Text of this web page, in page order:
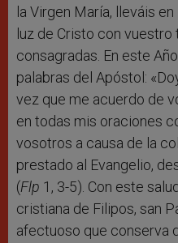
la Virgen María, lleváis
luz de Cristo con
consagradas. En este
palabras del Apóstol:
vez que me acuerdo de
en todas mis oraciones
vosotros a causa de la
prestado al Evangelio,
(Flp 1, 3-5). Con este
cristiana de Filipos, san
afectuoso que conserva